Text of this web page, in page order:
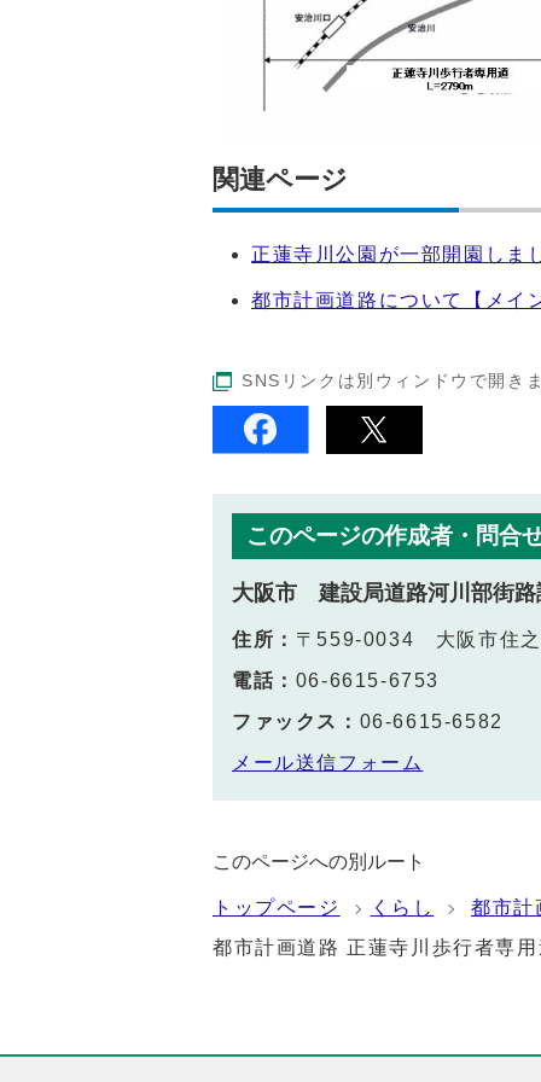
関連ページ
正蓮寺川公園が一部開園しま
都市計画道路について【メイ
SNSリンクは別ウィンドウで開き
このページの作成者・問合
大阪市 建設局道路河川部街路
住所： 〒559-0034 大阪市住
電話： 06-6615-6753
ファックス： 06-6615-6582
メール送信フォーム
このページへの別ルート
トップページ くらし
都市計
都市計画道路 正蓮寺川歩行者専